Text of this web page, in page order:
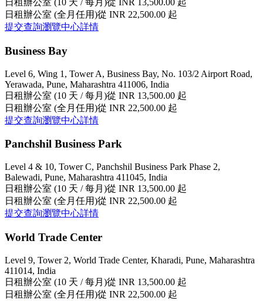
日租辦公室 (10 天 / 每月)從 INR 13,500.00 起
日租辦公室 (全月任用)從 INR 22,500.00 起
提交查詢瀏覽中心詳情
Business Bay
Level 6, Wing 1, Tower A, Business Bay, No. 103/2 Airport Road,
Yerawada, Pune, Maharashtra 411006, India
日租辦公室 (10 天 / 每月)從 INR 13,500.00 起
日租辦公室 (全月任用)從 INR 22,500.00 起
提交查詢瀏覽中心詳情
Panchshil Business Park
Level 4 & 10, Tower C, Panchshil Business Park Phase 2,
Balewadi, Pune, Maharashtra 411045, India
日租辦公室 (10 天 / 每月)從 INR 13,500.00 起
日租辦公室 (全月任用)從 INR 22,500.00 起
提交查詢瀏覽中心詳情
World Trade Center
Level 9, Tower 2, World Trade Center, Kharadi, Pune, Maharashtra
411014, India
日租辦公室 (10 天 / 每月)從 INR 13,500.00 起
日租辦公室 (全月任用)從 INR 22,500.00 起